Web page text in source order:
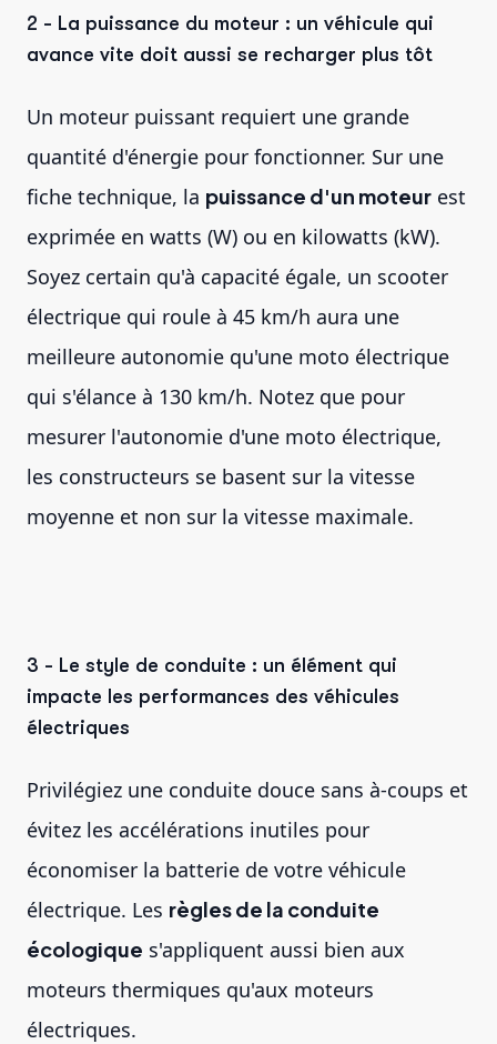
2 - La puissance du moteur : un véhicule qui
avance vite doit aussi se recharger plus tôt
Un moteur puissant requiert une grande
quantité d'énergie pour fonctionner. Sur une
fiche technique, la puissance d'un moteur est
exprimée en watts (W) ou en kilowatts (kW).
Soyez certain qu'à capacité égale, un scooter
électrique qui roule à 45 km/h aura une
meilleure autonomie qu'une moto électrique
qui s'élance à 130 km/h. Notez que pour
mesurer l'autonomie d'une moto électrique,
les constructeurs se basent sur la vitesse
moyenne et non sur la vitesse maximale.
3 - Le style de conduite : un élément qui
impacte les performances des véhicules
électriques
Privilégiez une conduite douce sans à-coups et
évitez les accélérations inutiles pour
économiser la batterie de votre véhicule
électrique. Les règles de la conduite
écologique s'appliquent aussi bien aux
moteurs thermiques qu'aux moteurs
électriques.